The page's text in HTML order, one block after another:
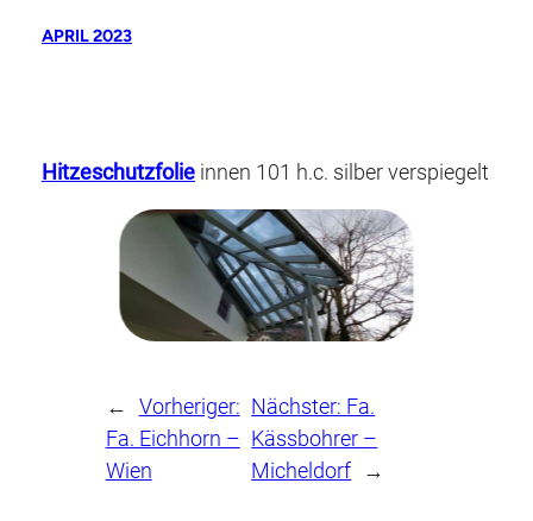
APRIL 2023
Hitzeschutzfolie innen 101 h.c. silber verspiegelt
←
Vorheriger:
Fa. Eichhorn –
Wien
Nächster: Fa.
Kässbohrer –
Micheldorf
→